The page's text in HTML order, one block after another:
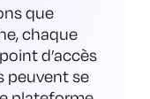
que
chaque
d’accès
peuvent se